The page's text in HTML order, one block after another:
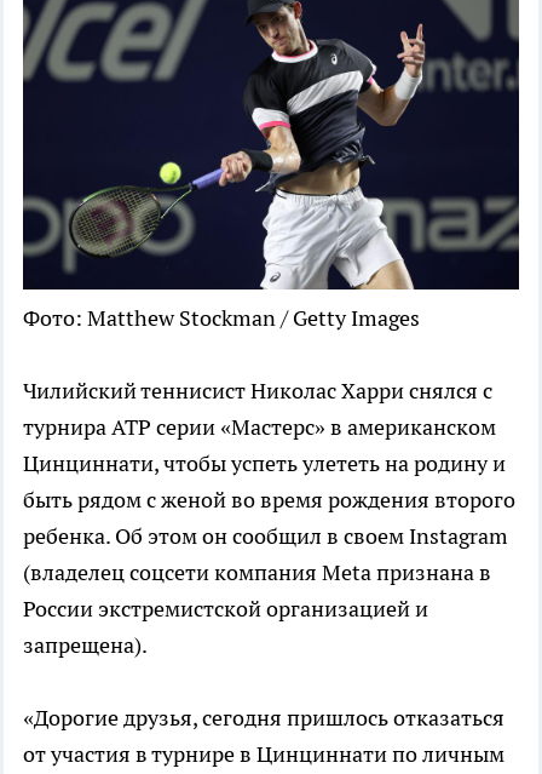
Фото: Matthew Stockman / Getty Images
Чилийский теннисист Николас Харри снялся с
турнира ATP серии «Мастерс» в американском
Цинциннати, чтобы успеть улететь на родину и
быть рядом с женой во время рождения второго
ребенка. Об этом он сообщил в своем Instagram
(владелец соцсети компания Metа признана в
России экстремистской организацией и
запрещена).
«Дорогие друзья, сегодня пришлось отказаться
от участия в турнире в Цинциннати по личным